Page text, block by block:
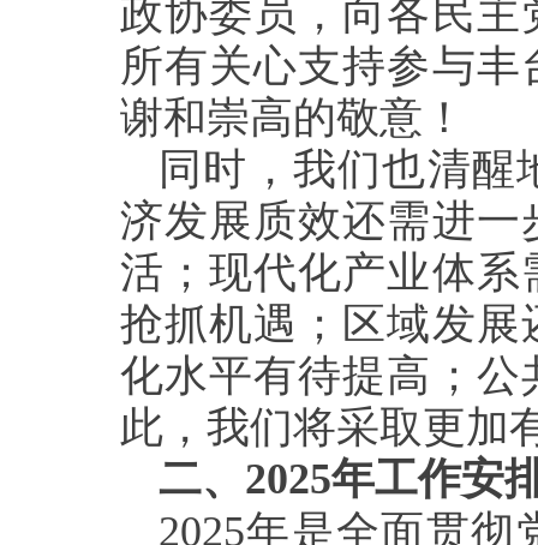
政协委员，向各民
所有关心支持参与
谢和崇高的敬意！
同时，我们也清
济发展质效还需进
活；现代化产业体
抢抓机遇；区域发
化水平有待提高；
此，我们将采取更加
二、2025年工作安
2025年是全面贯